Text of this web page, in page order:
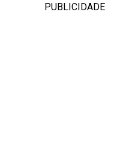
PUBLICIDADE